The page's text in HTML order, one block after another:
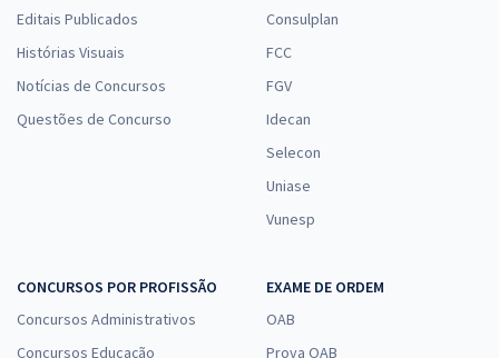
Editais Publicados
Histórias Visuais
Notícias de Concursos
Questões de Concurso
Consulplan
FCC
FGV
Idecan
Selecon
Uniase
Vunesp
CONCURSOS POR PROFISSÃO
Concursos Administrativos
Concursos Educação
EXAME DE ORDEM
OAB
Prova OAB